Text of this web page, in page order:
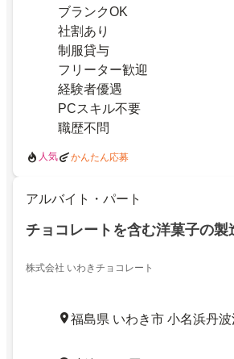
ブランクOK
社割あり
制服貸与
フリーター歓迎
経験者優遇
PCスキル不要
職歴不問
人気 かんたん応募
アルバイト・パート
チョコレートを含む洋菓子の
株式会社 いわきチョコレート
福島県 いわき市 小名浜丹